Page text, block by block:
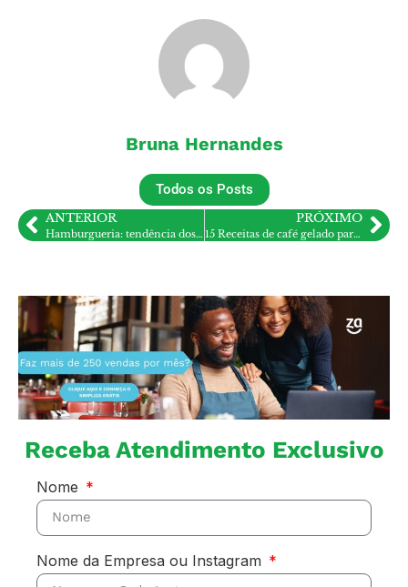
Bruna Hernandes
Todos os Posts
ANTERIOR
Hamburgueria: tendência dos smash burgers e como isso impacta sua hamburgueria
PRÓXIMO
15 Receitas de café gelado para cafeterias
Receba Atendimento Exclusivo
Nome
Nome da Empresa ou Instagram